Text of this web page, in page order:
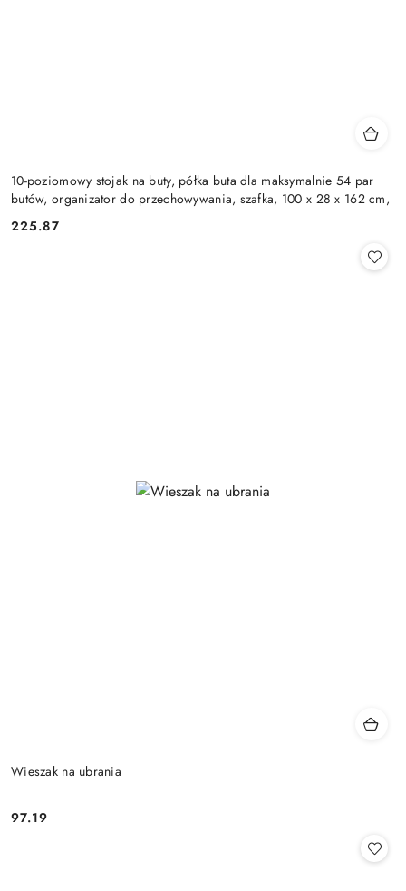
10-poziomowy stojak na buty, półka buta dla maksymalnie 54 par
butów, organizator do przechowywania, szafka, 100 x 28 x 162 cm,
Cena:
225.87
Wieszak na ubrania
Cena:
97.19